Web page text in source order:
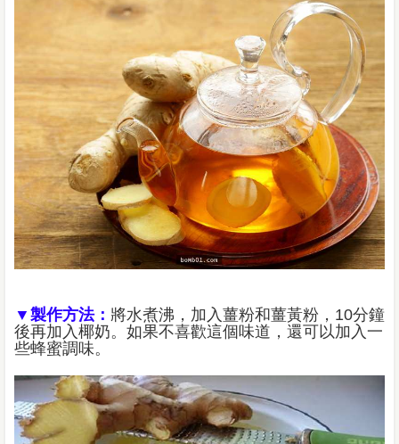
▼製作方法： 將水煮沸，加入薑粉和薑黃粉，10分鐘
後再加入椰奶。如果不喜歡這個味道，還可以加入一
些蜂蜜調味。